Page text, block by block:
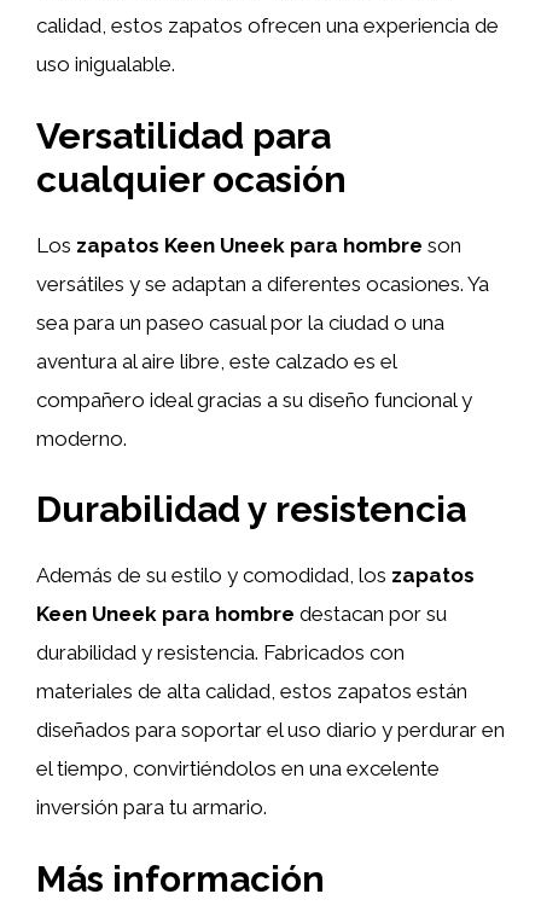
calidad, estos zapatos ofrecen una experiencia de
uso inigualable.
Versatilidad para
cualquier ocasión
Los zapatos Keen Uneek para hombre son
versátiles y se adaptan a diferentes ocasiones. Ya
sea para un paseo casual por la ciudad o una
aventura al aire libre, este calzado es el
compañero ideal gracias a su diseño funcional y
moderno.
Durabilidad y resistencia
Además de su estilo y comodidad, los zapatos
Keen Uneek para hombre destacan por su
durabilidad y resistencia. Fabricados con
materiales de alta calidad, estos zapatos están
diseñados para soportar el uso diario y perdurar en
el tiempo, convirtiéndolos en una excelente
inversión para tu armario.
Más información